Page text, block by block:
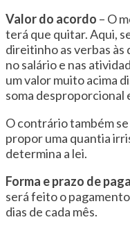
Valor do acordo – O
terá que quitar. Aqui,
direitinho as verbas às
no salário e nas
um valor muito acima
soma desproporcional
O contrário também
propor uma quantia
determina a lei.
Forma e prazo de
será feito o
dias de cada mês.